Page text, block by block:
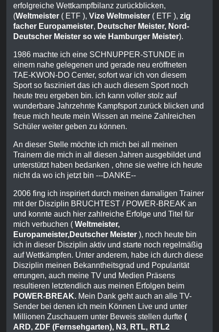
erfolgreiche Wettkampfbilanz zurückblicken,
(Weltmeister( ETF ), Vize Weltmeister( ETF ), zig
facher Europameister, Deutscher Meister, Nord-
Deutscher Meister so wie Hamburger Meister).
1986 machte ich eine SCHNUPPER-STUNDE in
einem nahe gelegenen und gerade neu eröffneten
TAE-KWON-DO Center, sofort war ich von diesem
Sport so fasziniert das ich auch diesem Sport noch
heute treu ergeben bin. ich kann voller stolz auf
wunderbare Jahrzehnte Kampfsport zurück blicken und
freue mich heute mein Wissen an meine Zahlreichen
Schüler weiter geben zu können.
An dieser Stelle möchte ich mich bei all meinen
Trainern die mich in all diesen Jahren ausgebildet und
unterstützt haben bedanken , ohne sie wehre ich heute
nicht da wo ich jetzt bin ---DANKE--
2006 fing ich inspiriert durch meinen damaligen Trainer
mit der Disziplin BRUCHTEST / POWER-BREAK an
und konnte auch hier zahlreiche Erfolge und Titel für
mich verbuchen ( Weltmeister,
Europameister,Deutscher Meister), noch heute bin
ich in dieser Disziplin aktiv und starte noch regelmäßig
auf Wettkämpfen. Unter anderem, habe ich durch diese
Disziplin meinen Bekanntheitsgrad und Popularität
errungen, auch meine TV und Medien Präsens
resultieren letztendlich aus meinen Erfolgen beim
POWER-BREAK.Mein Dank geht auch an alle TV-
Sender bei denen ich mein Können Live und unter
Millionen Zuschauern unter Beweis stellen durfte (
ARD, ZDF (Fernsehgarten), N3, RTL, RTL2